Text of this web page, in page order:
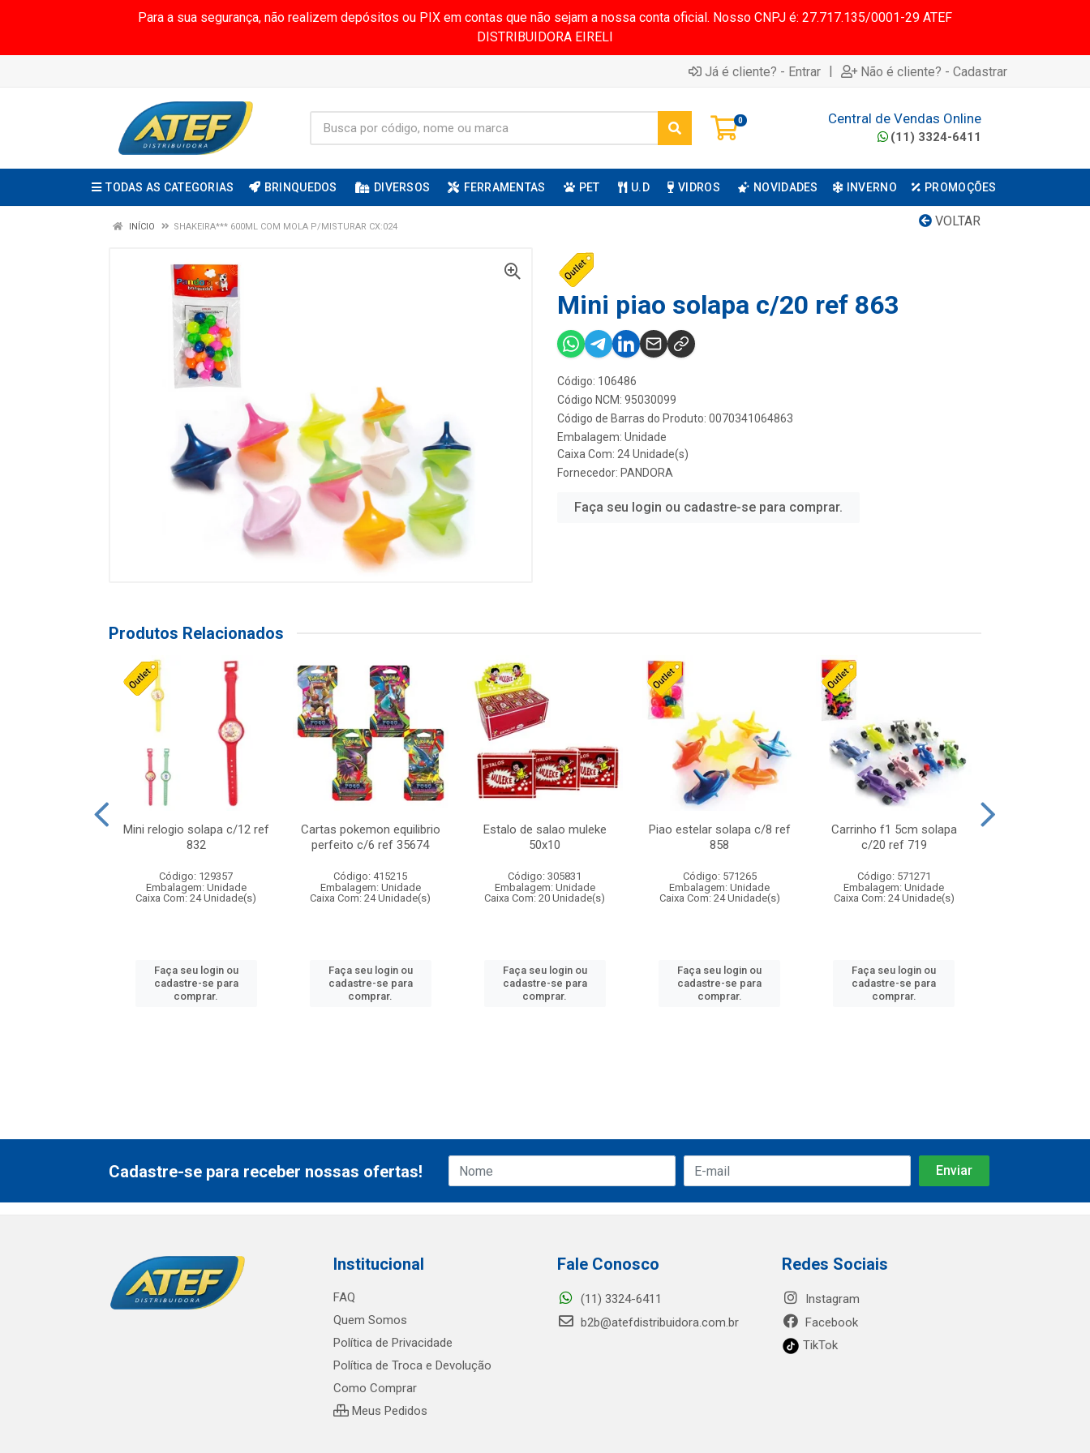
Para a sua segurança, não realizem depósitos ou PIX em contas que não sejam a nossa conta oficial. Nosso CNPJ é: 27.717.135/0001-29 ATEF
DISTRIBUIDORA EIRELI
Já é cliente? - Entrar | Não é cliente? - Cadastrar
0 Central de Vendas Online
(11) 3324-6411
TODAS AS CATEGORIAS BRINQUEDOS DIVERSOS FERRAMENTAS PET U.D VIDROS NOVIDADES INVERNO PROMOÇÕES
VOLTAR
INÍCIO SHAKEIRA*** 600ML COM MOLA P/MISTURAR CX:024
Mini piao solapa c/20 ref 863
Código: 106486
Código NCM: 95030099
Código de Barras do Produto: 0070341064863
Embalagem: Unidade
Caixa Com: 24 Unidade(s)
Fornecedor: PANDORA
Faça seu login ou cadastre-se para comprar.
Produtos Relacionados
Mini relogio solapa c/12 ref
832
Código: 129357
Embalagem: Unidade
Caixa Com: 24 Unidade(s)
Faça seu login ou
cadastre-se para
comprar.
Cartas pokemon equilibrio
perfeito c/6 ref 35674
Código: 415215
Embalagem: Unidade
Caixa Com: 24 Unidade(s)
Faça seu login ou
cadastre-se para
comprar.
Estalo de salao muleke
50x10
Código: 305831
Embalagem: Unidade
Caixa Com: 20 Unidade(s)
Faça seu login ou
cadastre-se para
comprar.
Piao estelar solapa c/8 ref
858
Código: 571265
Embalagem: Unidade
Caixa Com: 24 Unidade(s)
Faça seu login ou
cadastre-se para
comprar.
Carrinho f1 5cm solapa
c/20 ref 719
Código: 571271
Embalagem: Unidade
Caixa Com: 24 Unidade(s)
Faça seu login ou
cadastre-se para
comprar.
Cadastre-se para receber nossas ofertas!
Institucional
FAQ
Quem Somos
Política de Privacidade
Política de Troca e Devolução
Como Comprar
Meus Pedidos
Fale Conosco
(11) 3324-6411
b2b@atefdistribuidora.com.br
Redes Sociais
Instagram
Facebook
TikTok